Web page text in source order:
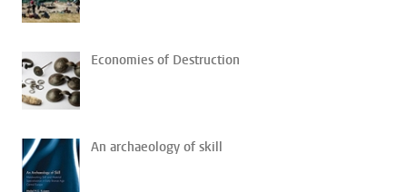
Economies of Destruction
An archaeology of skill